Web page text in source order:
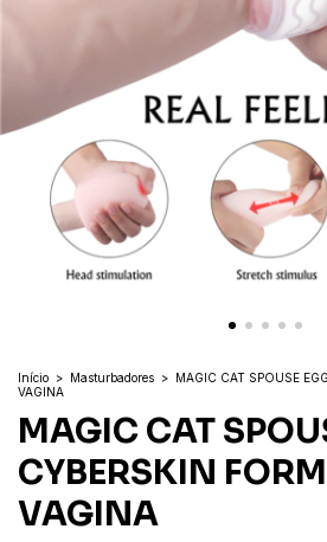
Início > Masturbadores > MAGIC CAT SPOUSE
VAGINA
MAGIC CAT
CYBERSKIN
VAGINA